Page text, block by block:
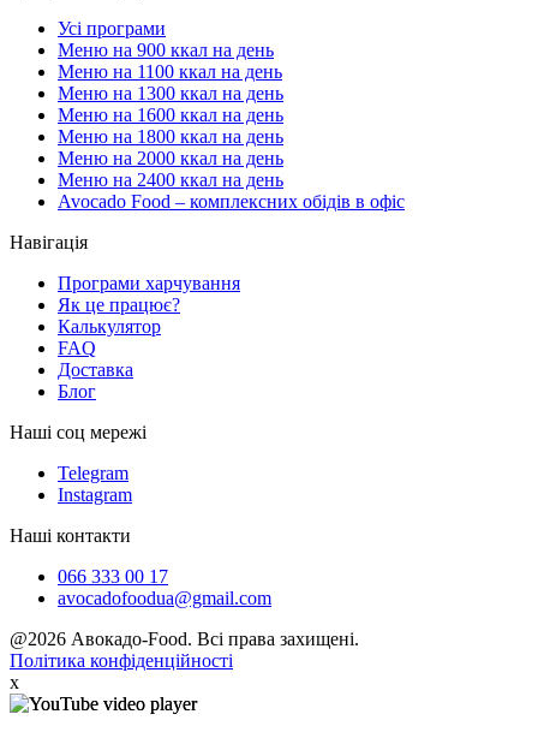
Усі програми
Меню на 900 ккал на день
Меню на 1100 ккал на день
Меню на 1300 ккал на день
Меню на 1600 ккал на день
Меню на 1800 ккал на день
Меню на 2000 ккал на день
Меню на 2400 ккал на день
Avocado Food – комплексних обідів в офіс
Навігація
Програми харчування
Як це працює?
Калькулятор
FAQ
Доставка
Блог
Наші соц мережі
Telegram
Instagram
Наші контакти
066 333 00 17
avocadofoodua@gmail.com
@2026 Авокадо-Food. Всі права захищені.
Політика конфіденційності
x